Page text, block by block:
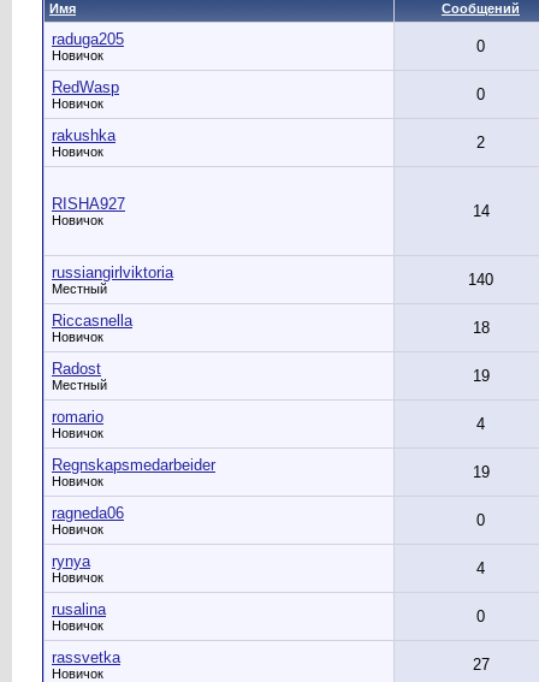
Имя Сообщений
raduga205
Новичок 0
RedWasp
Новичок 0
rakushka
Новичок 2
RISHA927
Новичок 14
russiangirlviktoria
Местный 140
Riccasnella
Новичок 18
Radost
Местный 19
romario
Новичок 4
Regnskapsmedarbeider
Новичок 19
ragneda06
Новичок 0
rynya
Новичок 4
rusalina
Новичок 0
rassvetka
Новичок 27